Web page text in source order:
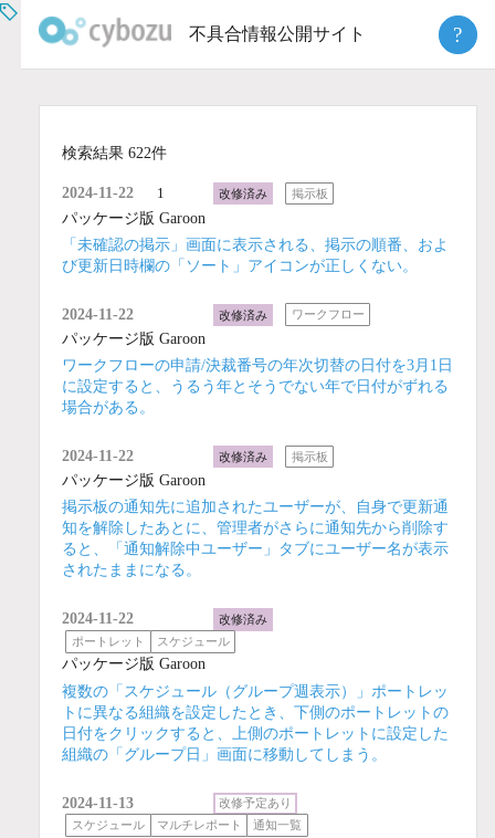
不具合情報公開サイト ?
検索結果 622件
2024-11-22 1 改修済み 掲示板
パッケージ版 Garoon
「未確認の掲示」画面に表示される、掲示の順番、およ
び更新日時欄の「ソート」アイコンが正しくない。
2024-11-22 改修済み ワークフロー
パッケージ版 Garoon
ワークフローの申請/決裁番号の年次切替の日付を3月1日
に設定すると、うるう年とそうでない年で日付がずれる
場合がある。
2024-11-22 改修済み 掲示板
パッケージ版 Garoon
掲示板の通知先に追加されたユーザーが、自身で更新通
知を解除したあとに、管理者がさらに通知先から削除す
ると、「通知解除中ユーザー」タブにユーザー名が表示
されたままになる。
2024-11-22
改修済み
ポートレット
スケジュール
パッケージ版 Garoon
複数の「スケジュール（グループ週表示）」ポートレッ
トに異なる組織を設定したとき、下側のポートレットの
日付をクリックすると、上側のポートレットに設定した
組織の「グループ日」画面に移動してしまう。
2024-11-13
改修予定あり
スケジュール
マルチレポート 通知一覧